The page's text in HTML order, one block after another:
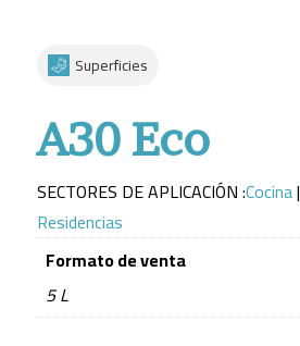
Superficies
A30 Eco
SECTORES DE APLICACIÓN :Cocina|
Residencias
Formato de venta
5 L